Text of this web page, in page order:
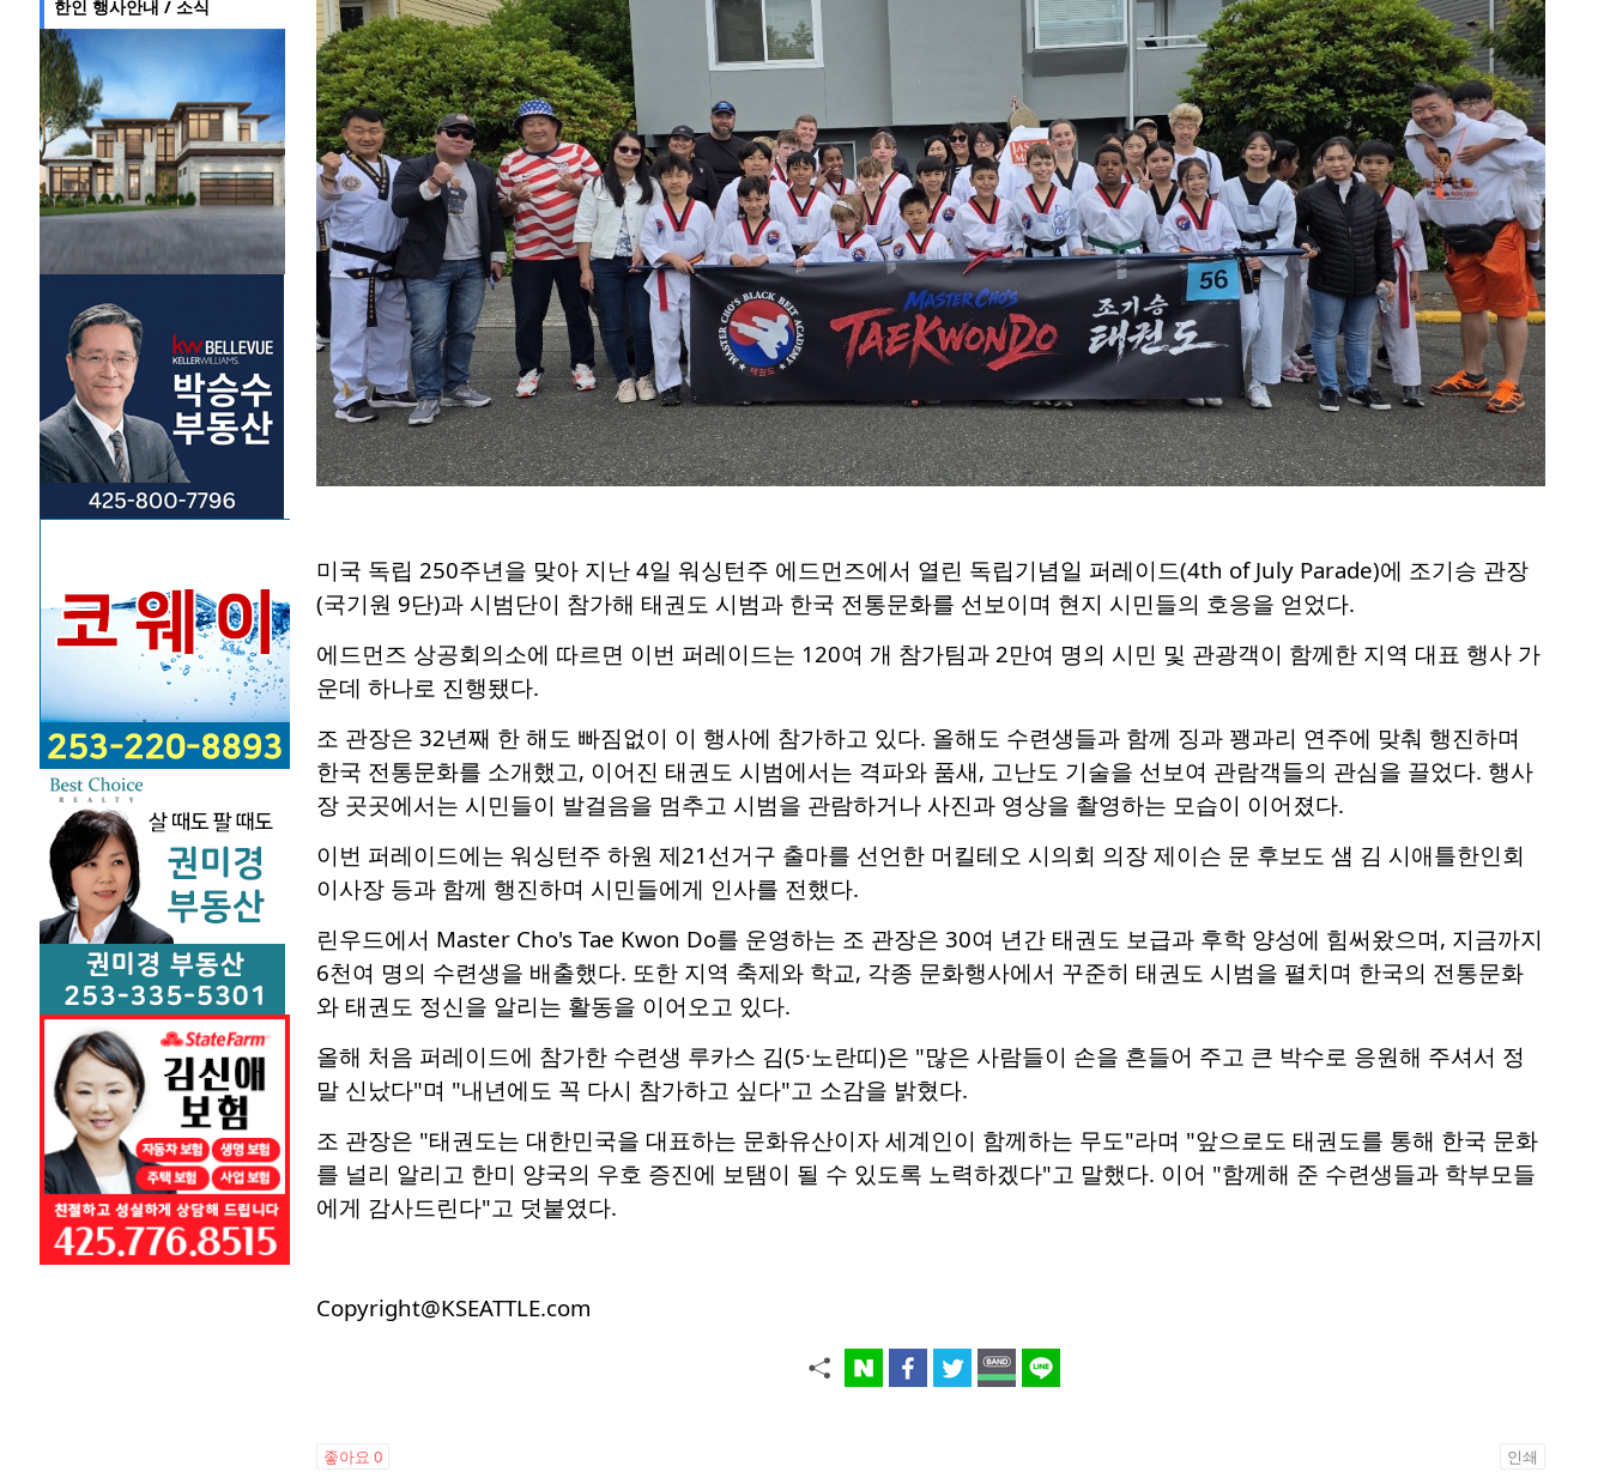
한인 행사안내 / 소식
미국 독립 250주년을 맞아 지난 4일 워싱턴주 에드먼즈에서 열린 독립기념일 퍼레이드(4th of July Parade)에 조기승 관장
(국기원 9단)과 시범단이 참가해 태권도 시범과 한국 전통문화를 선보이며 현지 시민들의 호응을 얻었다.
에드먼즈 상공회의소에 따르면 이번 퍼레이드는 120여 개 참가팀과 2만여 명의 시민 및 관광객이 함께한 지역 대표 행사 가
운데 하나로 진행됐다.
조 관장은 32년째 한 해도 빠짐없이 이 행사에 참가하고 있다. 올해도 수련생들과 함께 징과 꽹과리 연주에 맞춰 행진하며
한국 전통문화를 소개했고, 이어진 태권도 시범에서는 격파와 품새, 고난도 기술을 선보여 관람객들의 관심을 끌었다. 행사
장 곳곳에서는 시민들이 발걸음을 멈추고 시범을 관람하거나 사진과 영상을 촬영하는 모습이 이어졌다.
이번 퍼레이드에는 워싱턴주 하원 제21선거구 출마를 선언한 머킬테오 시의회 의장 제이슨 문 후보도 샘 김 시애틀한인회
이사장 등과 함께 행진하며 시민들에게 인사를 전했다.
린우드에서 Master Cho's Tae Kwon Do를 운영하는 조 관장은 30여 년간 태권도 보급과 후학 양성에 힘써왔으며, 지금까지
6천여 명의 수련생을 배출했다. 또한 지역 축제와 학교, 각종 문화행사에서 꾸준히 태권도 시범을 펼치며 한국의 전통문화
와 태권도 정신을 알리는 활동을 이어오고 있다.
올해 처음 퍼레이드에 참가한 수련생 루카스 김(5·노란띠)은 "많은 사람들이 손을 흔들어 주고 큰 박수로 응원해 주셔서 정
말 신났다"며 "내년에도 꼭 다시 참가하고 싶다"고 소감을 밝혔다.
조 관장은 "태권도는 대한민국을 대표하는 문화유산이자 세계인이 함께하는 무도"라며 "앞으로도 태권도를 통해 한국 문화
를 널리 알리고 한미 양국의 우호 증진에 보탬이 될 수 있도록 노력하겠다"고 말했다. 이어 "함께해 준 수련생들과 학부모들
에게 감사드린다"고 덧붙였다.
Copyright@KSEATTLE.com
좋아요 0 인쇄